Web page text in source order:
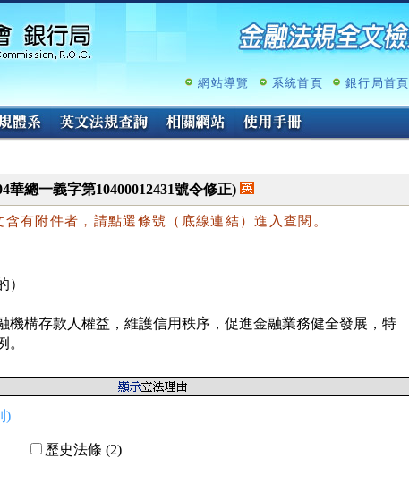
跳
容
網站導覽 系統首頁 銀行局首頁
華總一義字第10400012431號令修正)
含有附件者，請點選條號（底線連結）進入查閱。
）
機構存款人權益，維護信用秩序，促進金融業務健全發展，特
。
)
歷史法條 (2)